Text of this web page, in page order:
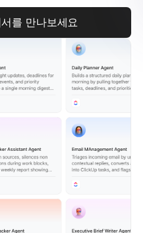
를 만나보세요